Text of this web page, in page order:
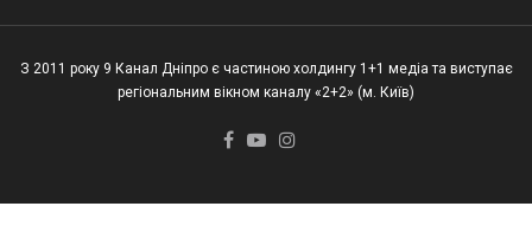
З 2011 року 9 Канал Дніпро є частиною холдингу 1+1 медіа та виступає
регіональним вікном каналу «2+2» (м. Київ)